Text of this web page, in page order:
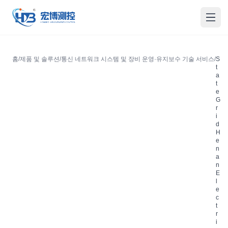
홍보측컨
메인
홈/제품 및 솔루션/통신 네트워크 시스템 및 장비 운영·유지보수 기술 서비스/S
t
a
t
e
G
r
i
d
H
e
n
a
n
E
e
c
t
r
i